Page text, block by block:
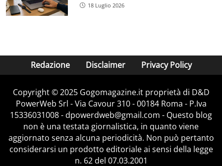
18 Luglio 2026
Redazione Disclaimer Privacy Policy
Copyright © 2025 Gogomagazine.it proprietà di D&D
PowerWeb Srl - Via Cavour 310 - 00184 Roma - P.Iva
15336031008 - dpowerdweb@gmail.com - Questo blog
non è una testata giornalistica, in quanto viene
aggiornato senza alcuna periodicità. Non può pertanto
considerarsi un prodotto editoriale ai sensi della legge
n. 62 del 07.03.2001